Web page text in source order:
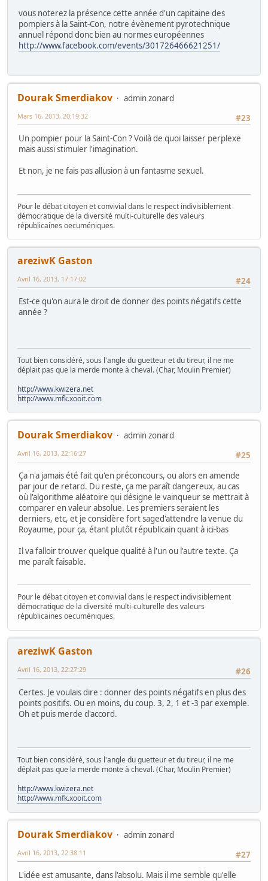
vous noterez la présence cette année d'un capitaine des
pompiers à la Saint-Con, notre évènement pyrotechnique
annuel répond donc bien au normes européennes
http://www.facebook.com/events/301726466621251/
Dourak Smerdiakov
admin zonard
#23
Mars 16, 2013, 20:19:32
Un pompier pour la Saint-Con ? Voilà de quoi laisser perplexe
mais aussi stimuler l'imagination.
Et non, je ne fais pas allusion à un fantasme sexuel.
Pour le débat citoyen et convivial dans le respect indivisiblement
démocratique de la diversité multi-culturelle des valeurs
républicaines oecuméniques.
areziwK Gaston
#24
Avril 16, 2013, 17:17:02
Est-ce qu'on aura le droit de donner des points négatifs cette
année ?
Tout bien considéré, sous l'angle du guetteur et du tireur, il ne me
déplait pas que la merde monte à cheval. (Char, Moulin Premier)
http://www.kwizera.net
http://www.mfk.xooit.com
Dourak Smerdiakov
admin zonard
#25
Avril 16, 2013, 22:16:27
Ça n'a jamais été fait qu'en préconcours, ou alors en amende
par jour de retard. Du reste, ça me paraît dangereux, au cas
où l'algorithme aléatoire qui désigne le vainqueur se mettrait à
comparer en valeur absolue. Les premiers seraient les
derniers, etc, et je considère fort saged'attendre la venue du
Royaume, pour ça, étant plutôt républicain quant à ici-bas
Il va falloir trouver quelque qualité à l'un ou l'autre texte. Ça
me paraît faisable.
Pour le débat citoyen et convivial dans le respect indivisiblement
démocratique de la diversité multi-culturelle des valeurs
républicaines oecuméniques.
areziwK Gaston
#26
Avril 16, 2013, 22:27:29
Certes. Je voulais dire : donner des points négatifs en plus des
points positifs. Ou en moins, du coup. 3, 2, 1 et -3 par exemple.
Oh et puis merde d'accord.
Tout bien considéré, sous l'angle du guetteur et du tireur, il ne me
déplait pas que la merde monte à cheval. (Char, Moulin Premier)
http://www.kwizera.net
http://www.mfk.xooit.com
Dourak Smerdiakov
admin zonard
#27
Avril 16, 2013, 22:38:11
L'idée est amusante, dans l'absolu. Mais il me semble qu'elle